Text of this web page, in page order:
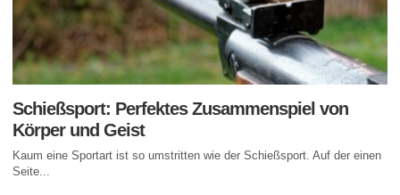
Schießsport: Perfektes Zusammenspiel von
Körper und Geist
Kaum eine Sportart ist so umstritten wie der Schießsport. Auf der einen
Seite...